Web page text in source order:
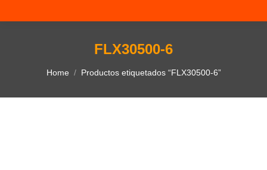
FLX30500-6
You are here:
Home Productos etiquetados “FLX30500-6”